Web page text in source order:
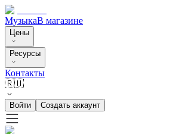
МузыкаВ магазине
Цены
Ресурсы
Контакты
🇷🇺
Войти Создать аккаунт